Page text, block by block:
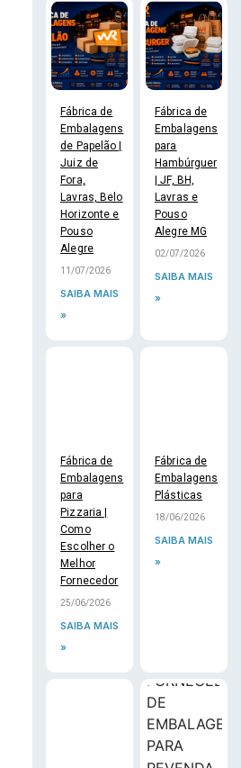
Fábrica de
Embalagens
de Papelão |
Juiz de
Fora,
Lavras, Belo
Horizonte e
Pouso
Alegre
11/07/2026
SAIBA MAIS
»
Fábrica de
Embalagens
para
Hambúrguer
| JF, BH,
Lavras e
Pouso
Alegre MG
02/07/2026
SAIBA MAIS
»
Fábrica de
Embalagens
para
Pizzaria |
Como
Escolher o
Melhor
Fornecedor
25/06/2026
SAIBA MAIS
»
Fábrica de
Embalagens
Plásticas
18/06/2026
SAIBA MAIS
»